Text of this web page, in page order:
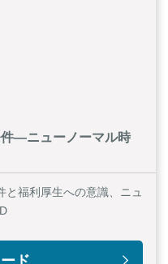
―ニューノーマル時
福利厚生への意識、ニュ
ド